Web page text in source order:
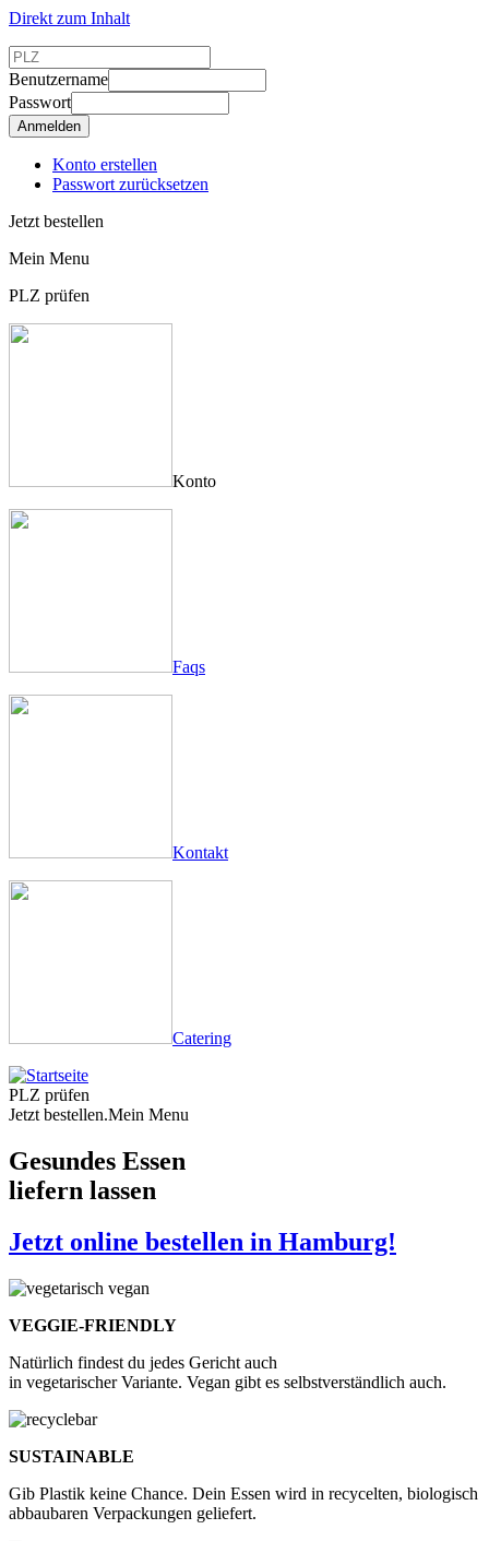
Direkt zum Inhalt
Benutzername
Passwort
Konto erstellen
Passwort zurücksetzen
Jetzt bestellen
Mein Menu
PLZ prüfen
Konto
Faqs
Kontakt
Catering
PLZ prüfen
Jetzt bestellen.Mein Menu
Gesundes Essen
liefern lassen
Jetzt online bestellen in Hamburg!
VEGGIE-FRIENDLY
Natürlich findest du jedes Gericht auch
in vegetarischer Variante. Vegan gibt es selbstverständlich auch.
SUSTAINABLE
Gib Plastik keine Chance. Dein Essen wird in recycelten, biologisch
abbaubaren Verpackungen geliefert.